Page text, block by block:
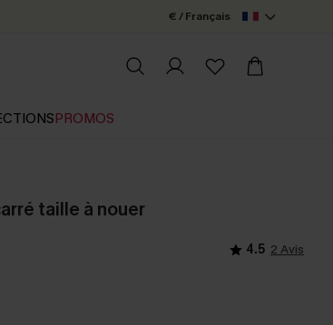
€ / Français
PROMOS
taille à nouer
4.5 2 Avis